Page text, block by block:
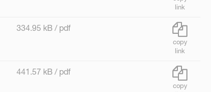
link
334.95 kB / pdf
copy
link
441.57 kB / pdf
copy